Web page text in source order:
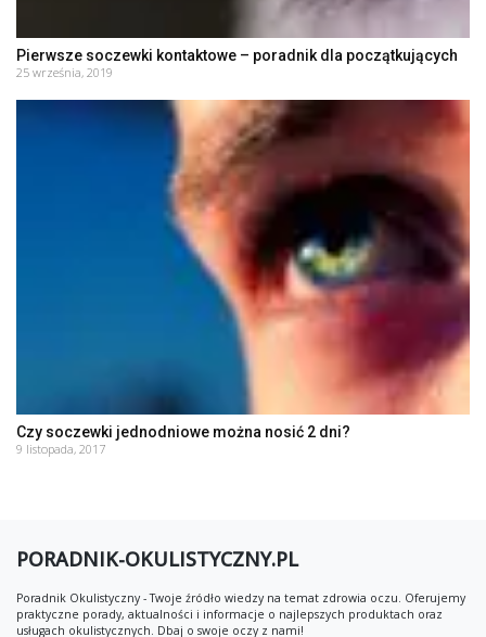
Pierwsze soczewki kontaktowe – poradnik dla początkujących
25 września, 2019
Czy soczewki jednodniowe można nosić 2 dni?
9 listopada, 2017
PORADNIK-OKULISTYCZNY.PL
Poradnik Okulistyczny - Twoje źródło wiedzy na temat zdrowia oczu. Oferujemy
praktyczne porady, aktualności i informacje o najlepszych produktach oraz
usługach okulistycznych. Dbaj o swoje oczy z nami!